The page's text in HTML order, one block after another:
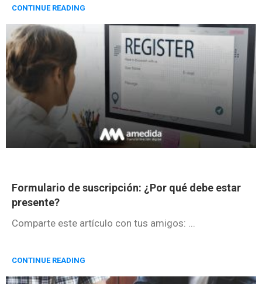
CONTINUE READING
Formulario de suscripción: ¿Por qué debe estar
presente?
Comparte este artículo con tus amigos: ...
CONTINUE READING